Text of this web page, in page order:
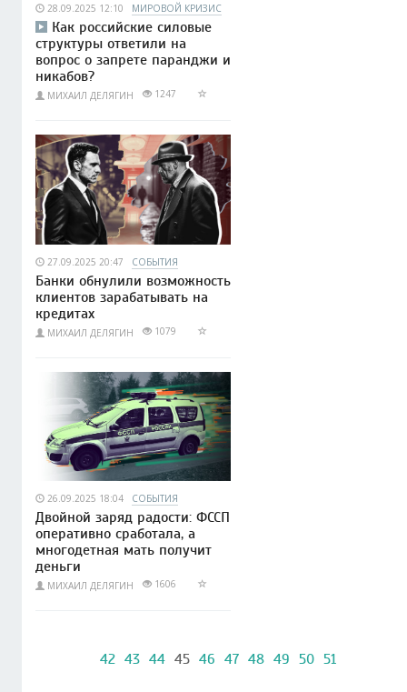
28.09.2025 12:10 МИРОВОЙ КРИЗИС
Как российские силовые
структуры ответили на
вопрос о запрете паранджи и
никабов?
МИХАИЛ ДЕЛЯГИН 1247
27.09.2025 20:47 СОБЫТИЯ
Банки обнулили возможность
клиентов зарабатывать на
кредитах
МИХАИЛ ДЕЛЯГИН 1079
26.09.2025 18:04 СОБЫТИЯ
Двойной заряд радости: ФССП
оперативно сработала, а
многодетная мать получит
деньги
МИХАИЛ ДЕЛЯГИН 1606
42 43 44 45 46 47 48 49 50 51